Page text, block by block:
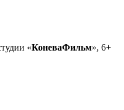
«КоневаФильм», 6+